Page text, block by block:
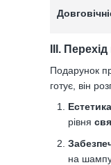
III.
Подарунок
готує, він
рівня
на